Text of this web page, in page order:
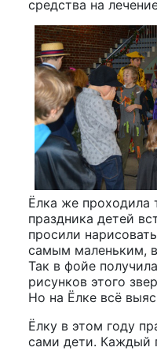
средства на
Ёлка же проходила
праздника детей
просили
самым маленьким,
Так в фойе
рисунков этого
Но на Ёлке всё
Ёлку в этом году
сами дети. Каждый